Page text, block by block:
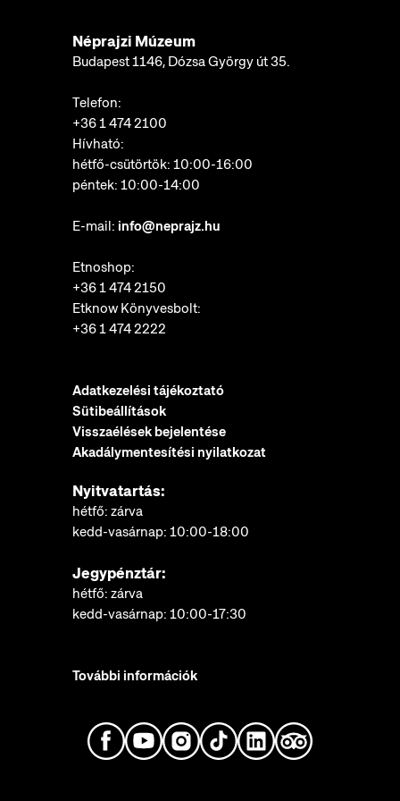
Néprajzi Múzeum
Budapest 1146, Dózsa György út 35.
Telefon:
+36 1 474 2100
Hívható:
hétfő-csütörtök: 10:00-16:00
péntek: 10:00-14:00
E-mail: info@neprajz.hu
Etnoshop:
+36 1 474 2150
Etknow Könyvesbolt:
+36 1 474 2222
Adatkezelési tájékoztató
Sütibeállítások
Visszaélések bejelentése
Akadálymentesítési nyilatkozat
Nyitvatartás:
hétfő: zárva
kedd-vasárnap: 10:00-18:00
Jegypénztár:
hétfő: zárva
kedd-vasárnap: 10:00-17:30
További információk